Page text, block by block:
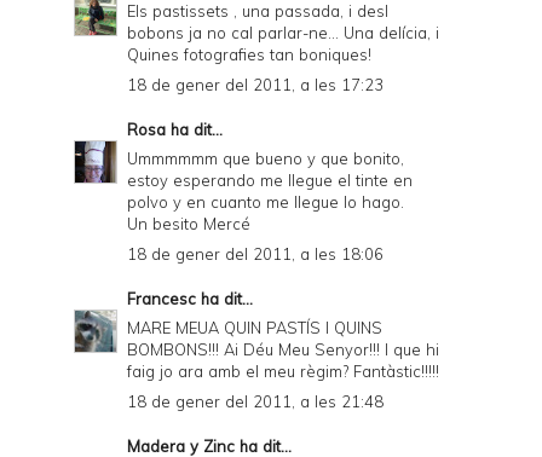
Els pastissets , una passada, i desl
bobons ja no cal parlar-ne... Una delícia, i
Quines fotografies tan boniques!
18 de gener del 2011, a les 17:23
Rosa ha dit...
Ummmmmm que bueno y que bonito,
estoy esperando me llegue el tinte en
polvo y en cuanto me llegue lo hago.
Un besito Mercé
18 de gener del 2011, a les 18:06
Francesc ha dit...
MARE MEUA QUIN PASTÍS I QUINS
BOMBONS!!! Ai Déu Meu Senyor!!! I que hi
faig jo ara amb el meu règim? Fantàstic!!!!!
18 de gener del 2011, a les 21:48
Madera y Zinc ha dit...